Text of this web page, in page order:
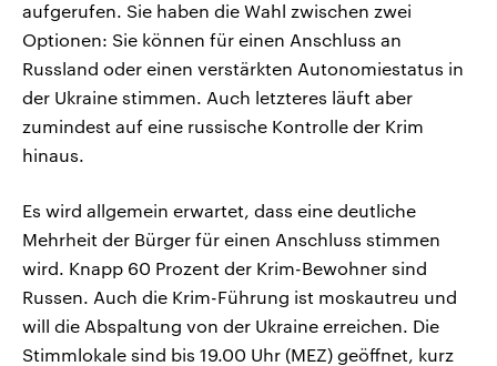
aufgerufen. Sie haben die Wahl zwischen zwei
Optionen: Sie können für einen Anschluss an
Russland oder einen verstärkten Autonomiestatus in
der Ukraine stimmen. Auch letzteres läuft aber
zumindest auf eine russische Kontrolle der Krim
hinaus.
Es wird allgemein erwartet, dass eine deutliche
Mehrheit der Bürger für einen Anschluss stimmen
wird. Knapp 60 Prozent der Krim-Bewohner sind
Russen. Auch die Krim-Führung ist moskautreu und
will die Abspaltung von der Ukraine erreichen. Die
Stimmlokale sind bis 19.00 Uhr (MEZ) geöffnet, kurz